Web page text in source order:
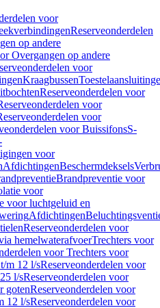
voor
Reserveonderdelen
op andere
Overgangen op andere
voor
Kraagbussen
Reserveonderdelen voor
voor
voor
voor BuissifonsS-
voor
AfdichtingenBeschermdeksels
Brandpreventie voor
voor
voor luchtgeluid en
Afdichtingen
Reserveonderdelen voor
hemelwaterafvoerTrechters voor
voor Trechters voor
m 12 l/sReserveonderdelen voor
l/sReserveonderdelen voor
gotenReserveonderdelen voor
12 l/sReserveonderdelen voor